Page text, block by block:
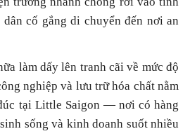
cố gắng di chuyển đến nơi an
làm dấy lên tranh cãi về mức độ
nghiệp và lưu trữ hóa chất nằm
tại Little Saigon — nơi có hàng
sống và kinh doanh suốt nhiều